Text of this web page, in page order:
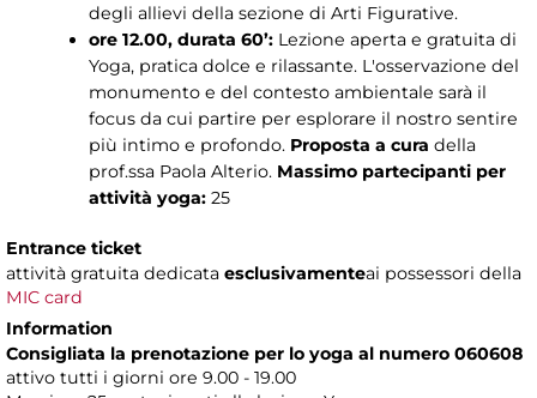
degli allievi della sezione di Arti Figurative.
ore 12.00, durata 60’: Lezione aperta e gratuita di
Yoga, pratica dolce e rilassante. L'osservazione del
monumento e del contesto ambientale sarà il
focus da cui partire per esplorare il nostro sentire
più intimo e profondo. Proposta a cura della
prof.ssa Paola Alterio. Massimo partecipanti per
attività yoga:25
Entrance ticket
attività gratuita dedicata esclusivamenteai possessori della
MIC card
Information
Consigliata la prenotazione per lo yoga al numero 060608
attivo tutti i giorni ore 9.00 - 19.00